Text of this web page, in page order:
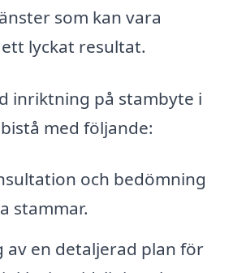
som kan vara
lyckat resultat.
inriktning på stambyte i
med följande:
och bedömning
stammar.
av en detaljerad plan för